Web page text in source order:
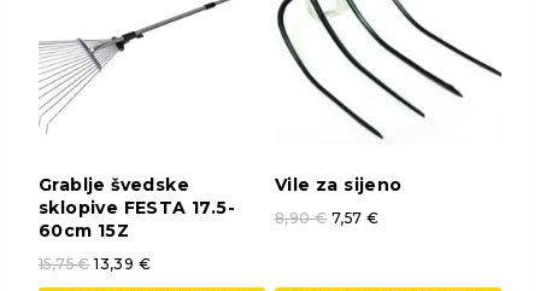
Grablje švedske
sklopive FESTA 17.5-
60cm 15Z
15,75€ 13,39 €
Vile za sijeno
8,90€ 7,57 €